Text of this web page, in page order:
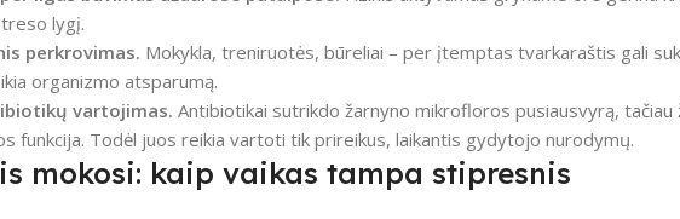
lygį.
perkrovimas. Mokykla, treniruotės, būreliai – per įtemptas tvarkaraštis gali
organizmo atsparumą.
vartojimas. Antibiotikai sutrikdo žarnyno mikrofloros pusiausvyrą, tačiau
funkcija. Todėl juos reikia vartoti tik prireikus, laikantis gydytojo nurodymų.
mokosi: kaip vaikas tampa stipresnis